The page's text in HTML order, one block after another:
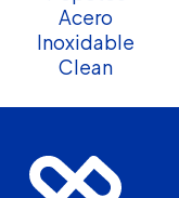
Acero
Inoxidable
Clean